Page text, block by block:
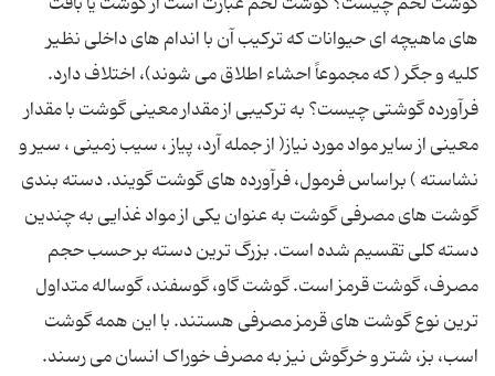
های ماهیچه ای حیوانات که ترکیب آن با اندام های داخلی نظیر
کلیه و جگر ( که مجموعاً احشاء اطلاق می شوند)، اختلاف دارد.
فرآورده گوشتی چیست؟ به ترکیبی از مقدار معینی گوشت با مقدار
معینی از سایر مواد مورد نیاز( از جمله آرد، پیاز ، سیب زمینی ، سیر و
نشاسته ) براساس فرمول، فرآورده های گوشت گویند. دسته بندی
گوشت های مصرفی گوشت به عنوان یکی از مواد غذایی به چندین
دسته کلی تقسیم شده است. بزرگ ترین دسته بر حسب حجم
مصرف، گوشت قرمز است. گوشت گاو، گوسفند، گوساله متداول
ترین نوع گوشت های قرمز مصرفی هستند. با این همه گوشت
اسب، بز، شتر و خرگوش نیز به مصرف خوراک انسان می رسند.